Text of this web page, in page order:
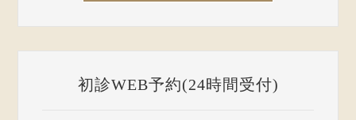
初診WEB予約(24時間受付)